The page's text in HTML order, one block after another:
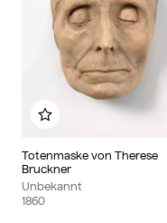
Totenmaske von Therese
Bruckner
Unbekannt
1860
Zu meinem